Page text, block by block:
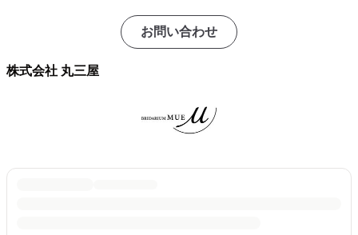
お問い合わせ
株式会社 丸三屋